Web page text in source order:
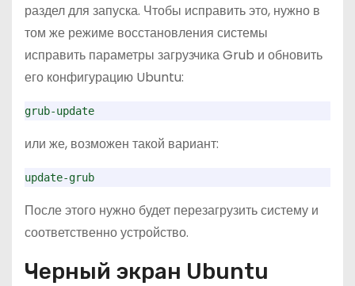
раздел для запуска. Чтобы исправить это, нужно в
том же режиме восстановления системы
исправить параметры загрузчика Grub и обновить
его конфигурацию Ubuntu:
grub-update
или же, возможен такой вариант:
update-grub
После этого нужно будет перезагрузить систему и
соответственно устройство.
Черный экран Ubuntu